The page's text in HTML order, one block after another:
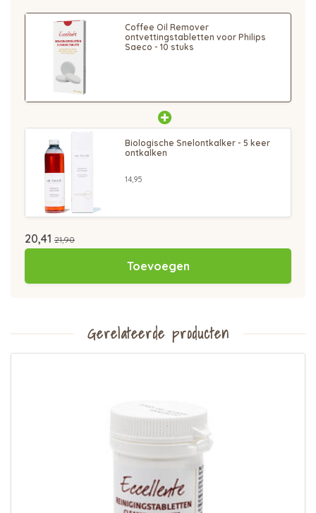
Coffee Oil Remover
ontvettingstabletten voor Philips
Saeco - 10 stuks
Biologische Snelontkalker - 5 keer
ontkalken
14,95
20,41 21,90
Toevoegen
Gerelateerde producten